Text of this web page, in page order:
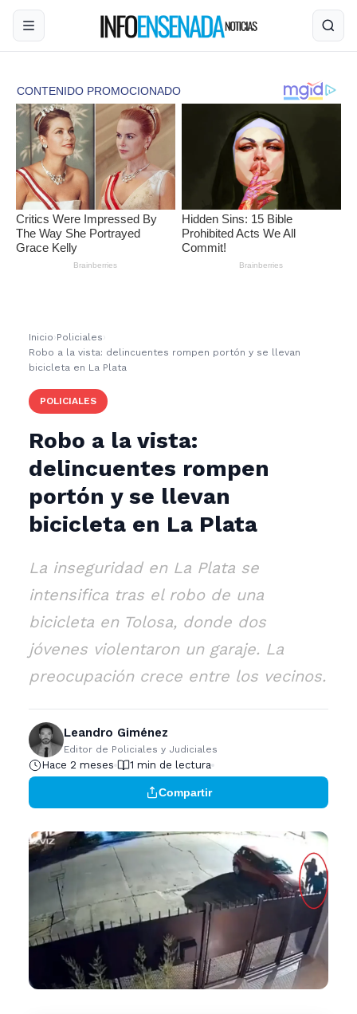
Inicio ›Policiales ›
Robo a la vista: delincuentes rompen portón y se llevan
bicicleta en La Plata
POLICIALES
Robo a la vista:
delincuentes rompen
portón y se llevan
bicicleta en La Plata
La inseguridad en La Plata se
intensifica tras el robo de una
bicicleta en Tolosa, donde dos
jóvenes violentaron un garaje. La
preocupación crece entre los vecinos.
Leandro Giménez
Editor de Policiales y Judiciales
Hace 2 meses 1 min de lectura
Compartir